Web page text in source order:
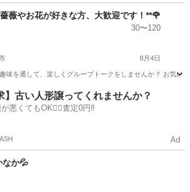
ルチャ薇やお花が好きな方、大歓迎です！**🌹
30〜120
8月4日
味を通して、楽しくグループトークをしませんか？ お気
チャ お花
】古い人形譲ってくれませんか？
悪くてもOK🙆‍♀️査定0円‼️
Ad
なか💦